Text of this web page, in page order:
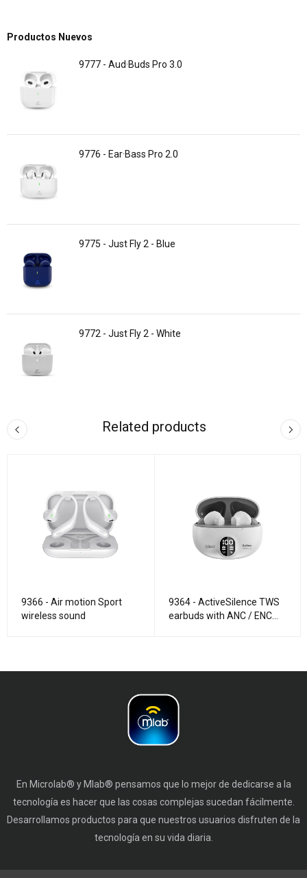
Productos Nuevos
9777 - Aud·Buds Pro 3.0
9776 - Ear·Bass Pro 2.0
9775 - Just Fly 2 - Blue
9772 - Just Fly 2 - White
Related products
9366 - Air motion Sport
wireless sound
9364 - ActiveSilence TWS
earbuds with ANC / ENC
En Microlab® y Mlab® pensamos que lo mejor de dedicarse a la
tecnología es hacer que las cosas complejas sucedan fácilmente.
Desarrollamos productos para que nuestros usuarios disfruten de la
tecnología en su vida diaria.